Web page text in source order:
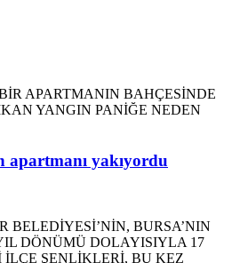
apartmanı yakıyordu